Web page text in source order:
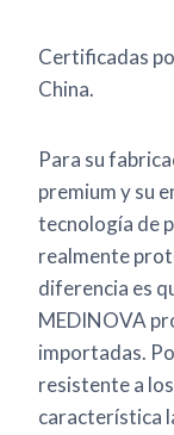
Certificadas
China.
Para su
premium y su
tecnología de
realmente
diferencia es
MEDINOVA
importadas.
resistente a
característica